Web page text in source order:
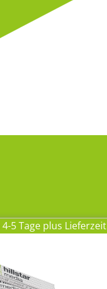
5 Tage plus Lieferzeit